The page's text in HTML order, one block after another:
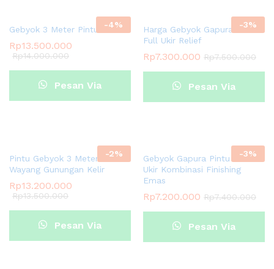
-4%
Gebyok 3 Meter Pintu Kaca
Rp13.500.000
Rp14.000.000
Pesan Via
-3%
Harga Gebyok Gapura Pintu
Full Ukir Relief
Rp7.300.000 Rp7.500.000
Pesan Via
-2%
Pintu Gebyok 3 Meter Ukir
Wayang Gunungan Kelir
Rp13.200.000
Rp13.500.000
Pesan Via
-3%
Gebyok Gapura Pintu Full
Ukir Kombinasi Finishing
Emas
Rp7.200.000 Rp7.400.000
Pesan Via